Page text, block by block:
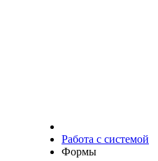
Работа с системой
Формы